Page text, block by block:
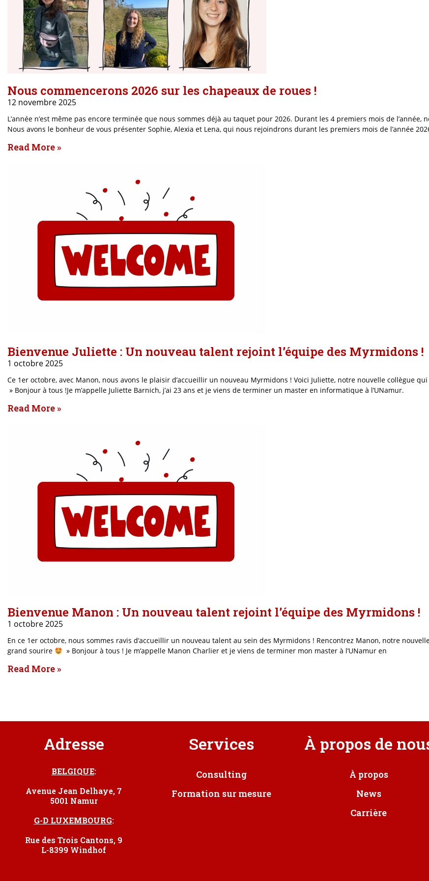
Nous commencerons 2026 sur les chapeaux de roues !
12 novembre 2025
L’année n’est même pas encore terminée que nous sommes déjà au taquet pour 2026. Durant les 4 premiers mois de l’année,
Nous avons le bonheur de vous présenter Sophie, Alexia et Lena, qui nous rejoindrons durant les premiers mois de l’année
Read More »
Bienvenue Juliette : Un nouveau talent rejoint l’équipe des Myrmidons !
1 octobre 2025
Ce 1er octobre, avec Manon, nous avons le plaisir d’accueillir un nouveau Myrmidons ! Voici Juliette, notre nouvelle collègue
» Bonjour à tous !Je m’appelle Juliette Barnich, j’ai 23 ans et je viens de terminer un master en informatique à l’UNamur.
Read More »
Bienvenue Manon : Un nouveau talent rejoint l’équipe des Myrmidons !
1 octobre 2025
En ce 1er octobre, nous sommes ravis d’accueillir un nouveau talent au sein des Myrmidons ! Rencontrez Manon, notre
grand sourire
» Bonjour à tous ! Je m’appelle Manon Charlier et je viens de terminer mon master à l’UNamur en
Read More »
Adresse
BELGIQUE:
Avenue Jean Delhaye, 7
5001 Namur
G-D LUXEMBOURG:
Rue des Trois Cantons, 9
L-8399 Windhof
Services
Consulting
Formation sur mesure
À propos de
À propos
News
Carrière